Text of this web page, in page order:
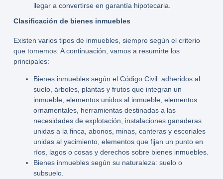
llegar a convertirse en garantía hipotecaria.
Clasificación de bienes inmuebles
Existen varios tipos de inmuebles, siempre según el criterio
que tomemos. A continuación, vamos a resumirte los
principales:
Bienes inmuebles según el Código Civil: adheridos al
suelo, árboles, plantas y frutos que integran un
inmueble, elementos unidos al inmueble, elementos
ornamentales, herramientas destinadas a las
necesidades de explotación, instalaciones ganaderas
unidas a la finca, abonos, minas, canteras y escoriales
unidas al yacimiento, elementos que fijan un punto en
ríos, lagos o cosas y derechos sobre bienes inmuebles.
Bienes inmuebles según su naturaleza: suelo o
subsuelo.